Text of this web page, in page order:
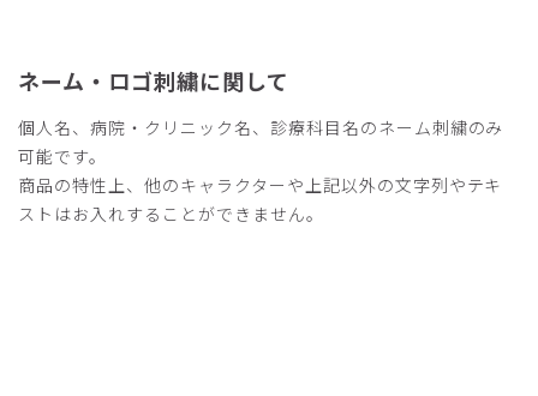
小さめ
ストレッチ感よく伸びる
年齢に関係なく有名なキャラクターは話題作りに最適で大変
助かります。
医師向けなのかコメディカルには高価なため、定価がもう少
し安いと購入しやすいのですがご検討をお願いします
ネーム・ロゴ刺繍に関して
個人名、病院・クリニック名、診療科目名のネーム刺繍のみ
可能です。
商品の特性上、他のキャラクターや上記以外の文字列やテキ
ストはお入れすることができません。